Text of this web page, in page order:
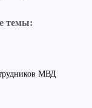
темы:
МВД